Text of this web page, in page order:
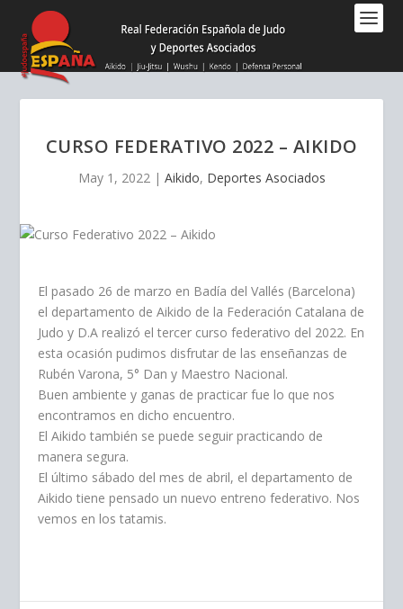
este
sitio
web
CURSO FEDERATIVO 2022 – AIKIDO
May 1, 2022| Aikido, Deportes Asociados
El pasado 26 de marzo en Badía del Vallés (Barcelona)
el departamento de Aikido de la Federación Catalana de
Judo y D.A realizó el tercer curso federativo del 2022. En
esta ocasión pudimos disfrutar de las enseñanzas de
Rubén Varona, 5° Dan y Maestro Nacional.
Buen ambiente y ganas de practicar fue lo que nos
encontramos en dicho encuentro.
El Aikido también se puede seguir practicando de
manera segura.
El último sábado del mes de abril, el departamento de
Aikido tiene pensado un nuevo entreno federativo. Nos
vemos en los tatamis.